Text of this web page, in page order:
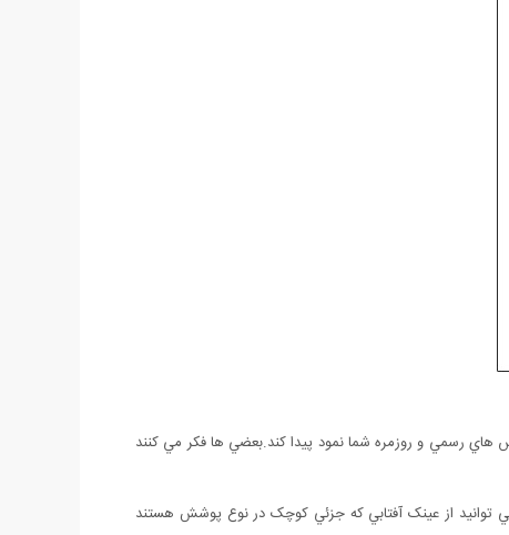
رسمي و روزمره شما نمود پيدا کند.بعضي ها فکر مي کنند
توانيد از عينک آفتابي که جزئي کوچک در نوع پوشش هستند